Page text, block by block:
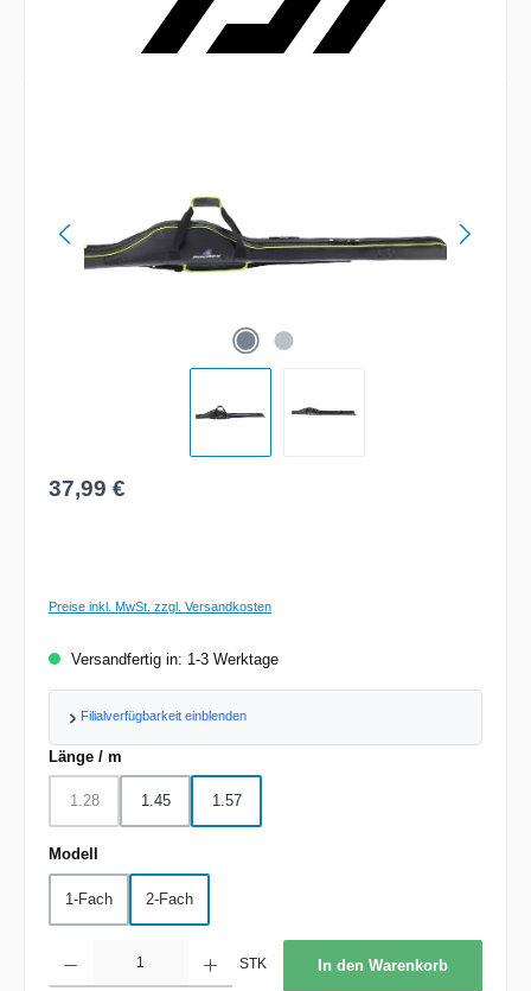
Regulärer Preis:
37,99 €
Preise inkl. MwSt. zzgl. Versandkosten
Versandfertig in: 1-3 Werktage
Filialverfügbarkeit einblenden
Länge / m
1.28 1.45 1.57
Modell
1-Fach 2-Fach
STK In den Warenkorb